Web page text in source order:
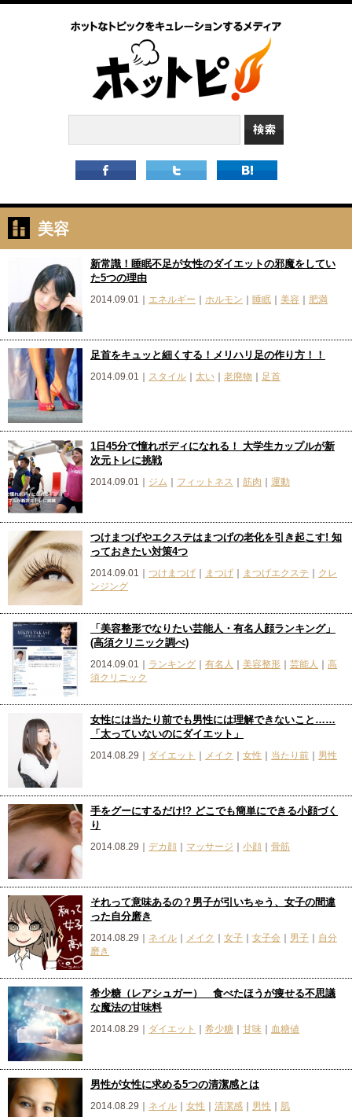
美容
新常識！睡眠不足が女性のダイエットの邪魔をしてい
た5つの理由
2014.09.01｜ エネルギー ホルモン 睡眠 美容 肥満
足首をキュッと細くする！メリハリ足の作り方！！
2014.09.01｜ スタイル 太い 老廃物 足首
1日45分で憧れボディになれる！ 大学生カップルが新
次元トレに挑戦
2014.09.01｜ ジム フィットネス 筋肉 運動
つけまつげやエクステはまつげの老化を引き起こす! 知
っておきたい対策4つ
2014.09.01｜ つけまつげ まつげ まつげエクステ
クレ
ンジング
「美容整形でなりたい芸能人・有名人顔ランキング」
(高須クリニック調べ)
2014.09.01｜ ランキング 有名人 美容整形 芸能人
高
須クリニック
女性には当たり前でも男性には理解できないこと……
「太っていないのにダイエット」
2014.08.29｜ ダイエット メイク 女性 当たり前 男性
手をグーにするだけ!? どこでも簡単にできる小顔づく
り
2014.08.29｜ デカ顔 マッサージ 小顔 骨筋
それって意味あるの？男子が引いちゃう、女子の間違
った自分磨き
2014.08.29｜ ネイル メイク 女子 女子会 男子
自分
磨き
希少糖（レアシュガー） 食べたほうが痩せる不思議
な魔法の甘味料
2014.08.29｜ ダイエット 希少糖 甘味 血糖値
男性が女性に求める5つの清潔感とは
2014.08.29｜ ネイル 女性 清潔感 男性 肌